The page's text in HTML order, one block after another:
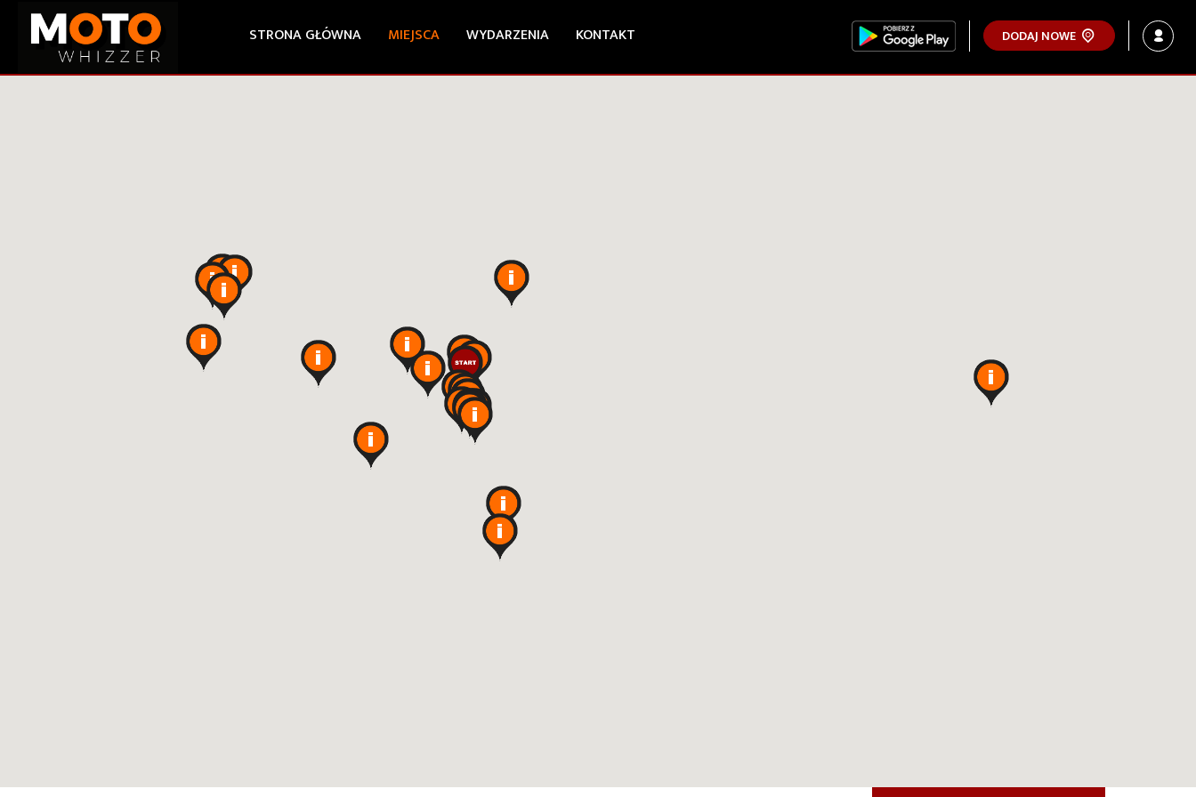
STRONA GŁÓWNA MIEJSCA WYDARZENIA KONTAKT DODAJ NOWE